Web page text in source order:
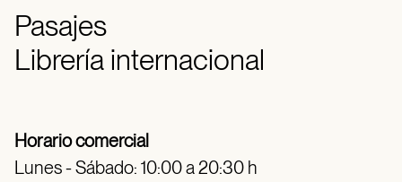
Pasajes
Librería internacional
Horario comercial
Lunes - Sábado: 10:00 a 20:30 h